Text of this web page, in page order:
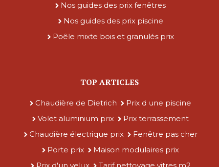
Nos guides des prix fenêtres
Nos guides des prix piscine
Poêle mixte bois et granulés prix
TOP ARTICLES
Chaudière de Dietrich
Prix d une piscine
Volet aluminium prix
Prix terrassement
Chaudière électrique prix
Fenêtre pas cher
Porte prix
Maison modulaires prix